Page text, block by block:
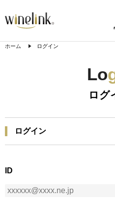
ホーム ログイン
Lo
ログ
ログイン
ID